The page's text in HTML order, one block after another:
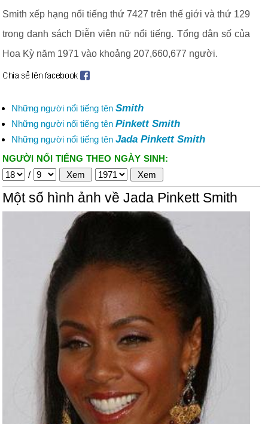
Smith xếp hạng nổi tiếng thứ 7427 trên thế giới và thứ 129
trong danh sách Diễn viên nữ nổi tiếng. Tổng dân số của
Hoa Kỳ năm 1971 vào khoảng 207,660,677 người.
Những người nổi tiếng tên Smith
Những người nổi tiếng tên Pinkett Smith
Những người nổi tiếng tên Jada Pinkett Smith
NGƯỜI NỔI TIẾNG THEO NGÀY SINH:
/
Một số hình ảnh về Jada Pinkett Smith